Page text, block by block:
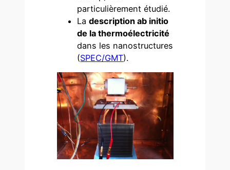
particulièrement étudié.
Ladescription ab initio
de la thermoélectricité
dans les nanostructures
(SPEC/GMT).